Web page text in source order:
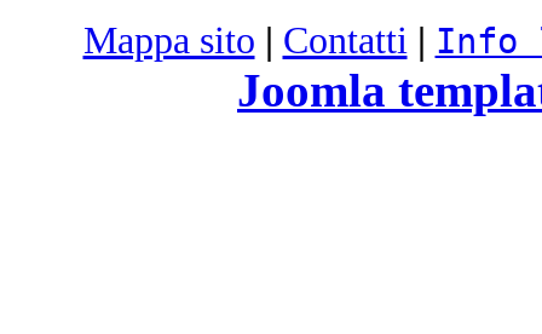
Mappa sito | Contatti | Info
Joomla